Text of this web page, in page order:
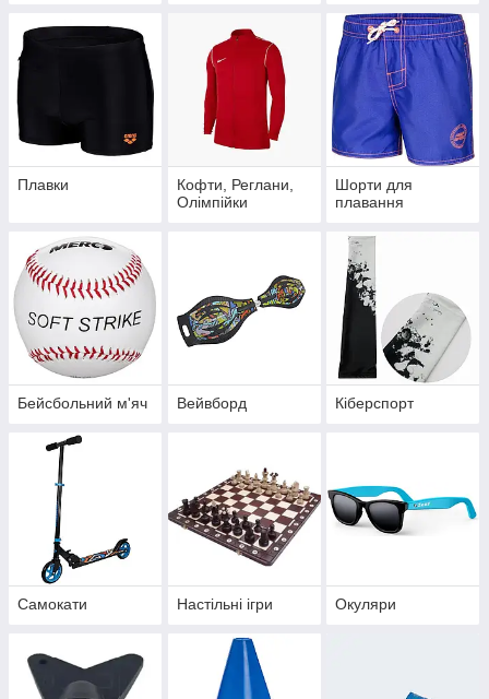
Плавки
Кофти, Реглани,
Олімпійки
Шорти для
плавання
Бейсбольний м'яч Вейвборд Кіберспорт
Самокати Настільні ігри Окуляри